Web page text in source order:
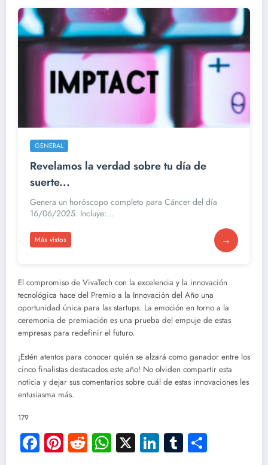
GENERAL
Revelamos la verdad sobre tu día de
suerte...
Genera un horóscopo completo para Cáncer del día
16/06/2025. Incluye:...
Más vistos →
El compromiso de VivaTech con la excelencia y la innovación
tecnológica hace del Premio a la Innovación del Año una
oportunidad única para las startups. La emoción en torno a la
ceremonia de premiación es una prueba del empuje de estas
empresas para redefinir el futuro.
¡Estén atentos para conocer quién se alzará como ganador entre los
cinco finalistas destacados este año! No olviden compartir esta
noticia y dejar sus comentarios sobre cuál de estas innovaciones les
entusiasma más.
179
Facebook
Pinterest
RedditWhatsApp
X LinkedIn
Tumblr